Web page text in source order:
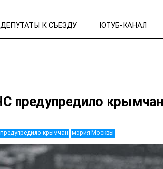
ДЕПУТАТЫ К СЪЕЗДУ ЮТУБ-КАНАЛ
предупредило крымчан
крымчан мэрия Москвы